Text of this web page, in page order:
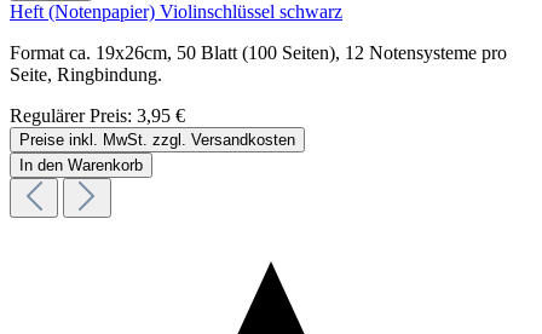
Heft (Notenpapier) Violinschlüssel schwarz
Format ca. 19x26cm, 50 Blatt (100 Seiten), 12 Notensysteme pro
Seite, Ringbindung.
Regulärer Preis: 3,95 €
Preise inkl. MwSt. zzgl. Versandkosten
In den Warenkorb